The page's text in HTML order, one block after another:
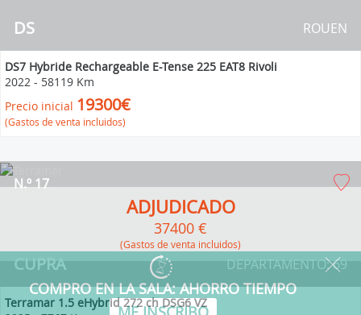
DS ROUEN
DS7 Hybride Rechargeable E-Tense 225 EAT8 Rivoli
2022 - 58119 Km
Precio inicial 19300€
(Gastos de venta incluidos)
CUPRA
N.º 17
DEPARTAMENTO: 69
ADJUDICADO
37400 €
(Gastos de venta incluidos)
Terramar 1.5 eHybrid 272 ch DSG6 VZ